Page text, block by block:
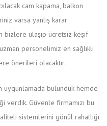
cam kapama, balkon
varsa yanlış karar
ulaşıp ücretsiz keşif
personelimiz en sağlıklı
önerileri olacaktır.
uygunlamada bulunduk hemde
verdik. Güvenle firmamızı bu
sistemlerini gönül rahatlığı